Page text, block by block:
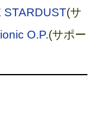
STARDUST(サ
O.P.(サポー